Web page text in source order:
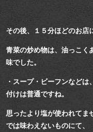
その後、１５分ほどのお店
青菜の炒め物は、油っこく
味でした。
・スープ・ビーフンなど
付けは普通ですね。
思ったより塩が使われてま
では味わえないものにて、